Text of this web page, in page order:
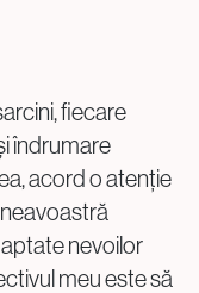
fiecare
îndrumare
acord o atenție
nevoilor
meu este să